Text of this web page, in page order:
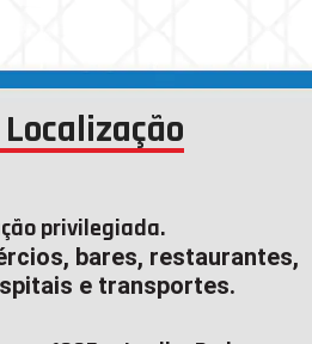
privilegiada.
bares, restaurantes,
e transportes.